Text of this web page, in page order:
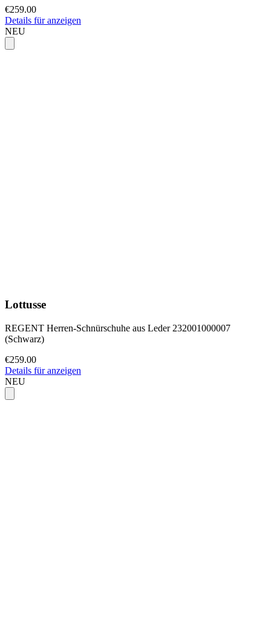
€259.00
Details für anzeigen
NEU
Lottusse
REGENT Herren-Schnürschuhe aus Leder 232001000007
(Schwarz)
€259.00
Details für anzeigen
NEU